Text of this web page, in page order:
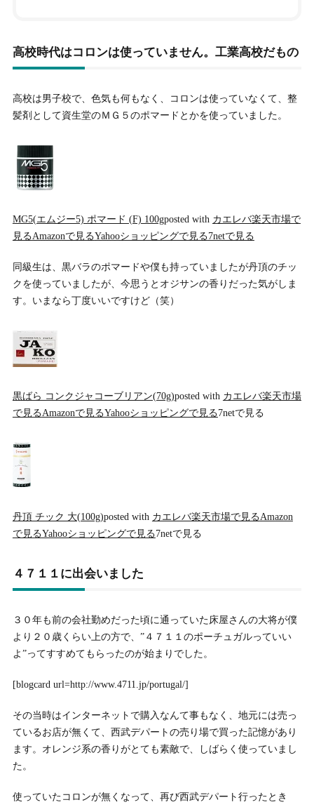
高校時代はコロンは使っていません。工業高校だもの
高校は男子校で、色気も何もなく、コロンは使っていなくて、整
髪剤として資生堂のＭＧ５のポマードとかを使っていました。
MG5(エムジー5) ポマード (F) 100gposted with カエレバ楽天市場で
見るAmazonで見るYahooショッピングで見る7netで見る
同級生は、黒バラのポマードや僕も持っていましたが丹頂のチッ
クを使っていましたが、今思うとオジサンの香りだった気がしま
す。いまなら丁度いいですけど（笑）
黒ばら コンクジャコーブリアン(70g)posted with カエレバ楽天市場
で見るAmazonで見るYahooショッピングで見る7netで見る
丹頂 チック 大(100g)posted with カエレバ楽天市場で見るAmazon
で見るYahooショッピングで見る7netで見る
４７１１に出会いました
３０年も前の会社勤めだった頃に通っていた床屋さんの大将が僕
より２０歳くらい上の方で、”４７１１のポーチュガルっていい
よ”ってすすめてもらったのが始まりでした。
[blogcard url=http://www.4711.jp/portugal/]
その当時はインターネットで購入なんて事もなく、地元には売っ
ているお店が無くて、西武デパートの売り場で買った記憶があり
ます。オレンジ系の香りがとても素敵で、しばらく使っていまし
た。
使っていたコロンが無くなって、再び西武デパート行ったとき